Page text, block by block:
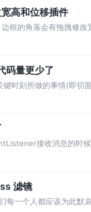
高和位移插件
框的角落会有拖拽修
称点为中心点，变更宽
码量更少了
时刻所做的事情(即切
点下的什么行为/定义
接收消息的时
有差错，可能会导致
滤镜
每一个人都应该为此默